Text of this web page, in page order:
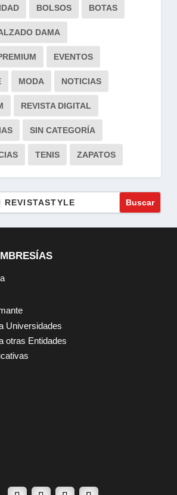
BOLSOS BOTAS
DAMA
EVENTOS
MODA NOTICIAS
REVISTA DIGITAL
SIN CATEGORÍA
TENIS ZAPATOS
Universidades
otras Entidades